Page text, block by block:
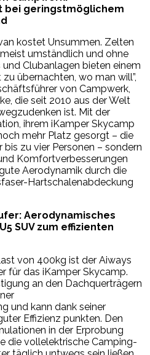
bei geringstmöglichem
kostet Unsummen. Zelten
umständlich und ohne
Clubanlagen bieten einem
übernachten, wo man will”,
von Campwerk,
die seit 2010 aus der Welt
ist. Mit der
ihrem iKamper Skycamp
mehr Platz gesorgt – die
zu vier Personen – sondern
Komfortverbesserungen
Aerodynamik durch die
Hartschalenabdeckung
Aerodynamisches
SUV zum effizienten
von 400kg ist der Aiways
für das iKamper Skycamp.
an den Dachquerträgern
und kann dank seiner
Effizienz punkten. Den
in der Erprobung
die vollelektrische Camping-